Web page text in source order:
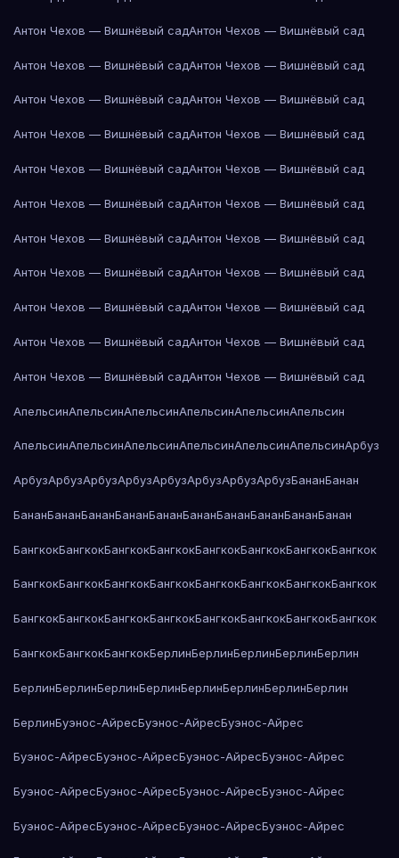
Антон Чехов — Вишнёвый садАнтон Чехов — Вишнёвый сад
Антон Чехов — Вишнёвый садАнтон Чехов — Вишнёвый сад
Антон Чехов — Вишнёвый садАнтон Чехов — Вишнёвый сад
Антон Чехов — Вишнёвый садАнтон Чехов — Вишнёвый сад
Антон Чехов — Вишнёвый садАнтон Чехов — Вишнёвый сад
Антон Чехов — Вишнёвый садАнтон Чехов — Вишнёвый сад
Антон Чехов — Вишнёвый садАнтон Чехов — Вишнёвый сад
Антон Чехов — Вишнёвый садАнтон Чехов — Вишнёвый сад
Антон Чехов — Вишнёвый садАнтон Чехов — Вишнёвый сад
Антон Чехов — Вишнёвый садАнтон Чехов — Вишнёвый сад
Антон Чехов — Вишнёвый садАнтон Чехов — Вишнёвый сад
АпельсинАпельсинАпельсинАпельсинАпельсинАпельсин
АпельсинАпельсинАпельсинАпельсинАпельсинАпельсинАрбуз
АрбузАрбузАрбузАрбузАрбузАрбузАрбузАрбузБананБанан
БананБананБананБананБананБананБананБананБананБанан
БангкокБангкокБангкокБангкокБангкокБангкокБангкокБангкок
БангкокБангкокБангкокБангкокБангкокБангкокБангкокБангкок
БангкокБангкокБангкокБангкокБангкокБангкокБангкокБангкок
БангкокБангкокБангкокБерлинБерлинБерлинБерлинБерлин
БерлинБерлинБерлинБерлинБерлинБерлинБерлинБерлин
БерлинБуэнос-АйресБуэнос-АйресБуэнос-Айрес
Буэнос-АйресБуэнос-АйресБуэнос-АйресБуэнос-Айрес
Буэнос-АйресБуэнос-АйресБуэнос-АйресБуэнос-Айрес
Буэнос-АйресБуэнос-АйресБуэнос-АйресБуэнос-Айрес